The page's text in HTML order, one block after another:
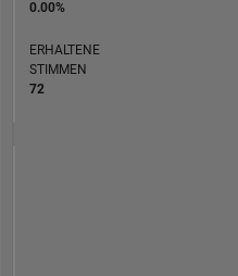
0.00%
ERHALTENE
STIMMEN
72